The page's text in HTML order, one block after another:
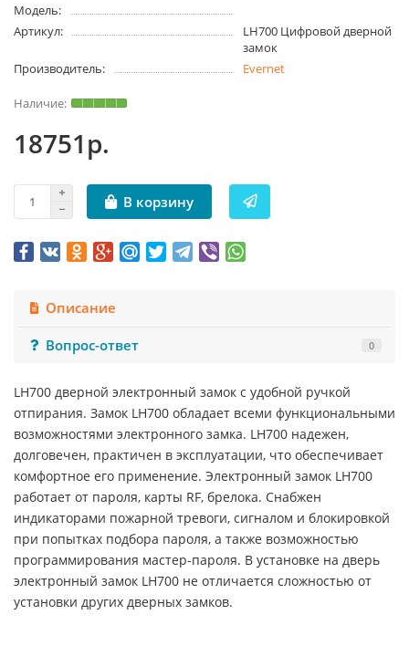
Модель:
Артикул:
LH700 Цифровой дверной
замок
Производитель:
Evernet
18751р.
В корзину
Описание
Вопрос-ответ
0
LH700 дверной электронный замок с удобной ручкой
отпирания. Замок LH700 обладает всеми функциональными
возможностями электронного замка. LH700 надежен,
долговечен, практичен в эксплуатации, что обеспечивает
комфортное его применение. Электронный замок LH700
работает от пароля, карты RF, брелока. Снабжен
индикаторами пожарной тревоги, сигналом и блокировкой
при попытках подбора пароля, а также возможностью
программирования мастер-пароля. В установке на дверь
электронный замок LH700 не отличается сложностью от
установки других дверных замков.